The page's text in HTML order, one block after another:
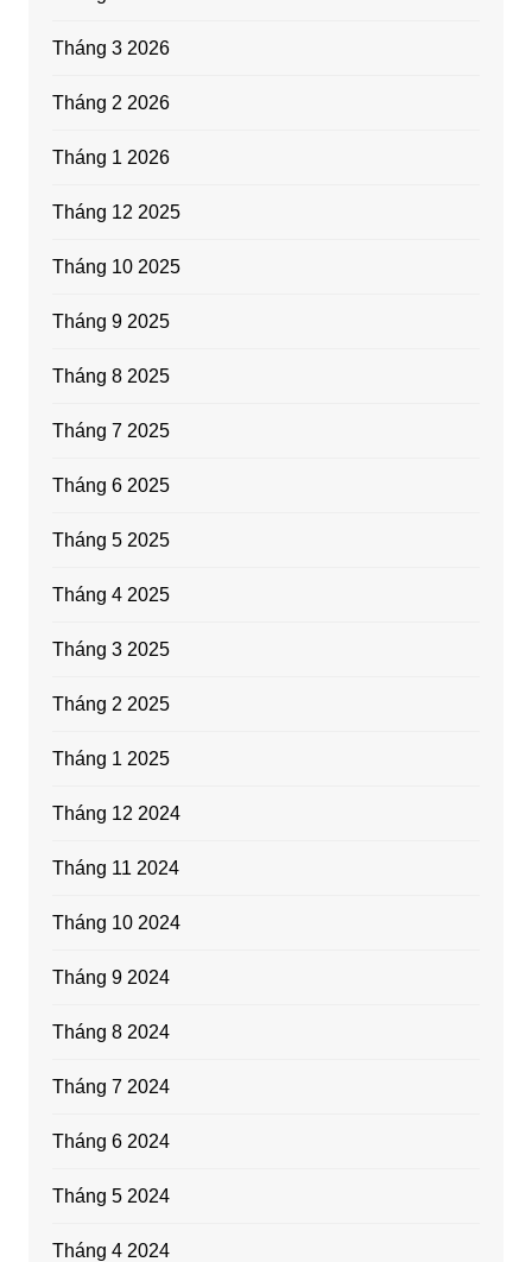
Tháng 3 2026
Tháng 2 2026
Tháng 1 2026
Tháng 12 2025
Tháng 10 2025
Tháng 9 2025
Tháng 8 2025
Tháng 7 2025
Tháng 6 2025
Tháng 5 2025
Tháng 4 2025
Tháng 3 2025
Tháng 2 2025
Tháng 1 2025
Tháng 12 2024
Tháng 11 2024
Tháng 10 2024
Tháng 9 2024
Tháng 8 2024
Tháng 7 2024
Tháng 6 2024
Tháng 5 2024
Tháng 4 2024